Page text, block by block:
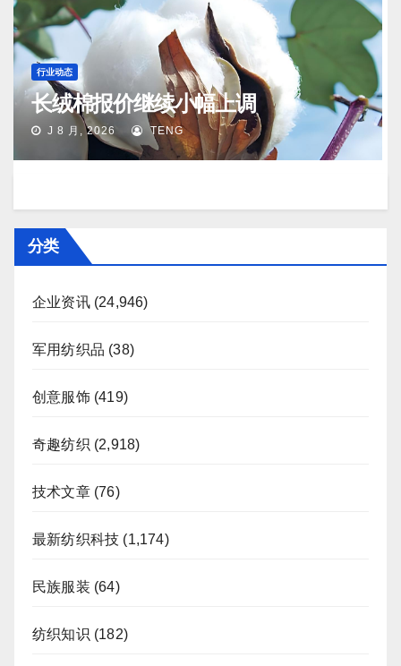
行业动态
长绒棉报价继续小幅上调
J 8 月, 2026 TENG
分类
企业资讯(24,946)
军用纺织品 (38)
创意服饰(419)
奇趣纺织 (2,918)
技术文章(76)
最新纺织科技 (1,174)
民族服装 (64)
纺织知识 (182)